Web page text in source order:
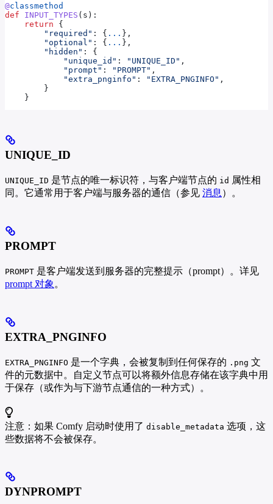
@classmethod
def INPUT_TYPES ( s ):
    return
{
        "required"
: { ... },
        "optional"
: { ... },
        "hidden"
: {
            "unique_id"
: "UNIQUE_ID" ,
            "prompt"
: "PROMPT" ,
            "extra_pnginfo"
: "EXTRA_PNGINFO" ,
        }
    }
UNIQUE_ID
UNIQUE_ID 是节点的唯一标识符，与客户端节点的 id 属性相
同。它通常用于客户端与服务器的通信（参见 消息 ）。
PROMPT
PROMPT 是客户端发送到服务器的完整提示（prompt）。详见
prompt 对象 。
EXTRA_PNGINFO
EXTRA_PNGINFO 是一个字典，会被复制到任何保存的 .png 文
件的元数据中。自定义节点可以将额外信息存储在该字典中用
于保存（或作为与下游节点通信的一种方式）。
注意：如果 Comfy 启动时使用了 disable_metadata 选项，这
些数据将不会被保存。
DYNPROMPT